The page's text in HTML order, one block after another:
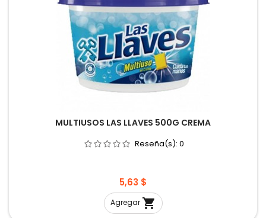
MULTIUSOS LAS LLAVES 500G CREMA
Reseña(s): 0
Precio
5,63 $
Agregar 